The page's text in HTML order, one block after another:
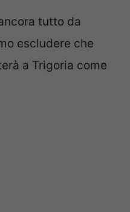
tutto da
escludere che
a Trigoria come